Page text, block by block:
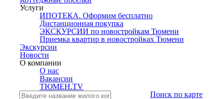
Услуги
ИПОТЕКА. Оформим бесплатно
Дистанционная покупка
ЭКСКУРСИИ по новостройкам Тюмени
Приемка квартир в новостройках Тюмени
Экскурсии
Новости
О компании
О нас
Вакансии
ТЮМЕН.TV
Поиск по карте